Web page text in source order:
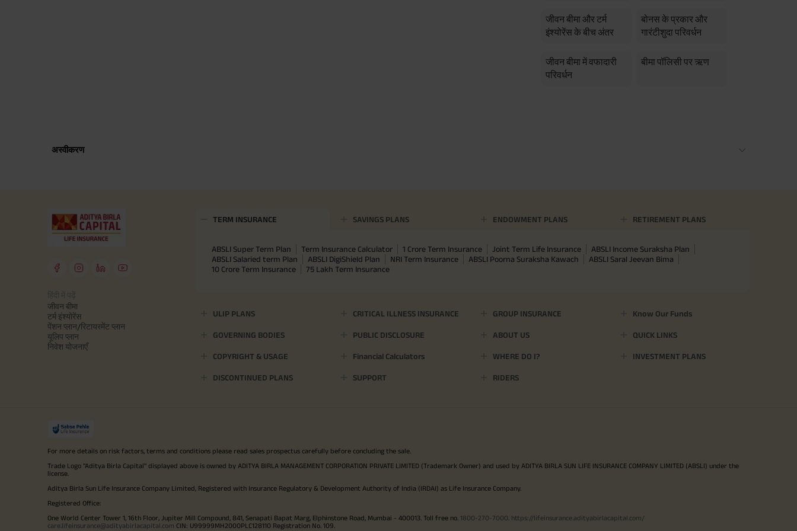
जीवन बीमा और टर्म
इंश्योरेंस के बीच अंतर
बोनस के प्रकार और
गारंटीशुदा परिवर्धन
जीवन बीमा में वफादारी
परिवर्धन
बीमा पॉलिसी पर ऋण
अस्वीकरण
जीवन बीमा
टर्म इंश्योरेंस
पेंशन प्लान/रिटायरमेंट प्लान
यूलिप प्लान
निवेश योजनाएँ
TERM INSURANCE SAVINGS PLANS ENDOWMENT PLANS RETIREMENT PLANS
ABSLI Super Term Plan Term Insurance Calculator 1 Crore Term Insurance Joint Term Life Insurance
ABSLI Income Suraksha Plan
ABSLI Salaried term Plan
ABSLI DigiShield Plan NRI Term Insurance ABSLI Poorna Suraksha Kawach
ABSLI Saral Jeevan Bima
10 Crore Term Insurance
75 Lakh Term Insurance
ULIP PLANS CRITICAL ILLNESS INSURANCE GROUP INSURANCE Know Our Funds
GOVERNING BODIES PUBLIC DISCLOSURE ABOUT US QUICK LINKS
COPYRIGHT & USAGE Financial Calculators WHERE DO I? INVESTMENT PLANS
DISCONTINUED PLANS SUPPORT RIDERS
For more details on risk factors, terms and conditions please read sales prospectus carefully before concluding the sale.
Trade Logo "Aditya Birla Capital" displayed above is owned by ADITYA BIRLA MANAGEMENT CORPORATION PRIVATE LIMITED (Trademark Owner) and used by ADITYA BIRLA SUN LIFE INSURANCE COMPANY LIMITED (ABSLI) under the
license.
Aditya Birla Sun Life Insurance Company Limited, Registered with Insurance Regulatory & Development Authority of India (IRDAI) as Life Insurance Company.
Registered Office:
One World Center Tower 1, 16th Floor, Jupiter Mill Compound, 841, Senapati Bapat Marg, Elphinstone Road, Mumbai - 400013. Toll free no. 1800-270-7000 https://lifeinsurance.adityabirlacapital.com/
care.lifeinsurance@adityabirlacapital.com CIN: U99999MH2000PLC128110 Registration No. 109.